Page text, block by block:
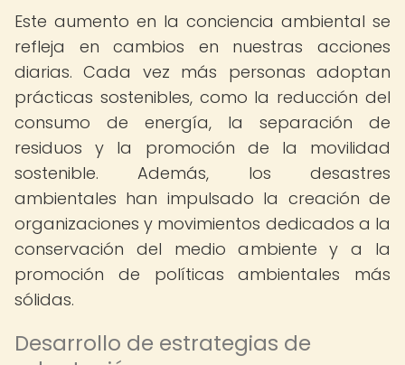
Este aumento en la conciencia ambiental se
refleja en cambios en nuestras acciones
diarias. Cada vez más personas adoptan
prácticas sostenibles, como la reducción del
consumo de energía, la separación de
residuos y la promoción de la movilidad
sostenible. Además, los desastres
ambientales han impulsado la creación de
organizaciones y movimientos dedicados a la
conservación del medio ambiente y a la
promoción de políticas ambientales más
sólidas.
Desarrollo de estrategias de